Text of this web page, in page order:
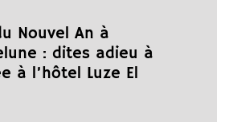
Nouvel An à
: dites adieu à
à l’hôtel Luze El